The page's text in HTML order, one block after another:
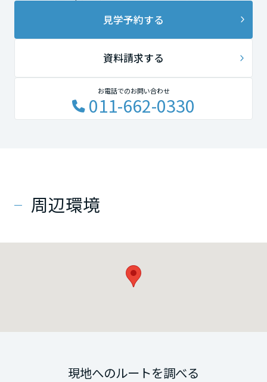
見学予約する
資料請求する
お電話でのお問い合わせ
011-662-0330
周辺環境
現地へのルートを調べる